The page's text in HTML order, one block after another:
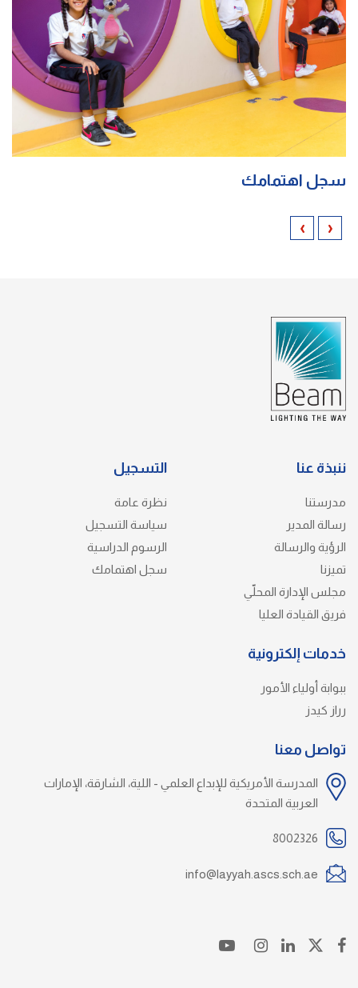
سجل اهتمامك
‹
›
ننبذة عنا
مدرستنا
رسالة المدير
الرؤية والرسالة
تميزنا
مجلس الإدارة المحلّي
فريق القيادة العليا
التسجيل
نظرة عامة
سياسة التسجيل
الرسوم الدراسية
سجل اهتمامك
خدمات إلكترونية
ببوابة أولياء الأمور
رراز كيدز
تواصل معنا
المدرسة الأمريكية للإبداع العلمي - اللية، الشارقة، الإمارات
العربية المتحدة
8002326
info@layyah.ascs.sch.ae